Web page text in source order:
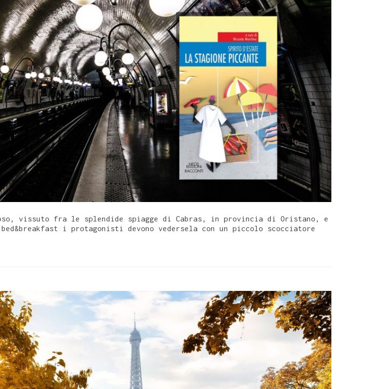
vissuto fra le splendide spiagge di Cabras, in provincia di Oristano, e
i protagonisti devono vedersela con un piccolo scocciatore